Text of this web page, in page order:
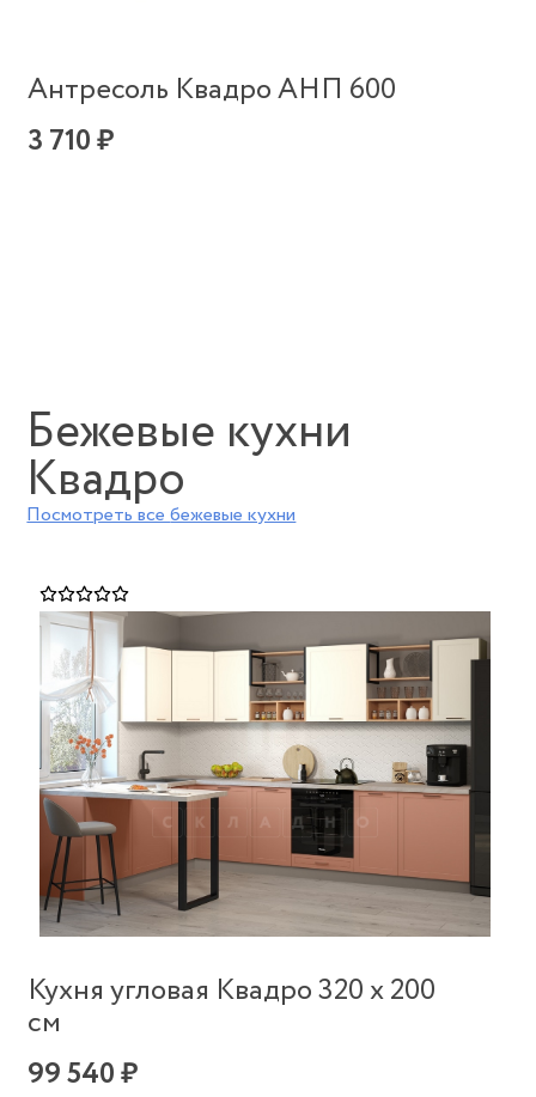
Антресоль Квадро АНП 600
3 710 ₽
Бежевые кухни
Квадро
Посмотреть всебежевые кухни
Кухня угловая Квадро 320 х 200
см
99 540 ₽